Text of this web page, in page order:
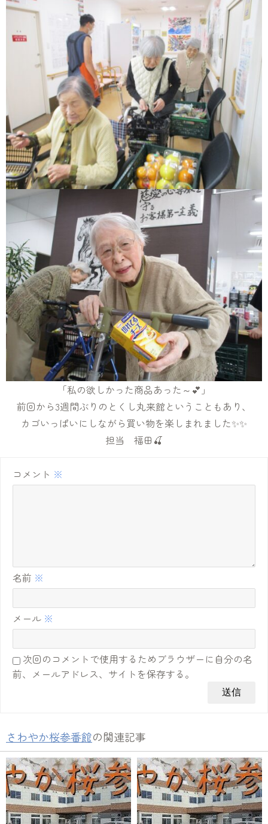
「私の欲しかった商品あった～💕」
前回から3週間ぶりのとくし丸来館ということもあり、
カゴいっぱいにしながら買い物を楽しまれました✨✨
担当 福田🍒
コメント ※
名前 ※
メール ※
次回のコメントで使用するためブラウザーに自分の名
前、メールアドレス、サイトを保存する。
さわやか桜参番館の関連記事